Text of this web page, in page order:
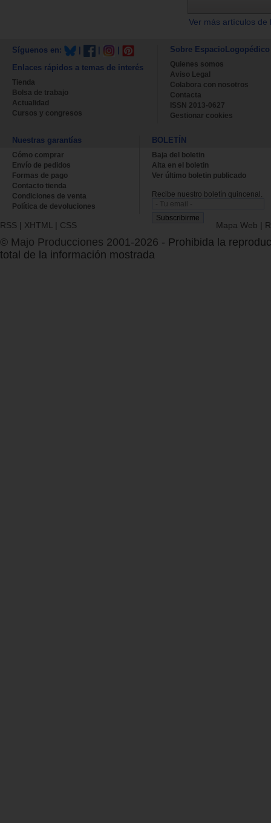
Ver más artículos
Síguenos en:
Enlaces rápidos a temas de interés
Tienda
Bolsa de trabajo
Actualidad
Cursos y congresos
Sobre EspacioLogopédico
Quienes somos
Aviso Legal
Colabora con nosotros
Contacta
ISSN 2013-0627
Gestionar cookies
Nuestras garantías
Cómo comprar
Envío de pedidos
Formas de pago
Contacto tienda
Condiciones de venta
Política de devoluciones
BOLETÍN
Baja del boletin
Alta en el boletin
Ver último boletin publicado
Recibe nuestro boletín quincenal.
RSS | XHTML | CSS Mapa Web |
© Majo Producciones 2001-2026 - Prohibida la
total de la información mostrada